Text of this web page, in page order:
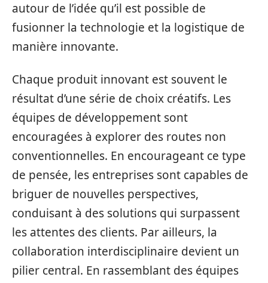
autour de l’idée qu’il est possible de
fusionner la technologie et la logistique de
manière innovante.
Chaque produit innovant est souvent le
résultat d’une série de choix créatifs. Les
équipes de développement sont
encouragées à explorer des routes non
conventionnelles. En encourageant ce type
de pensée, les entreprises sont capables de
briguer de nouvelles perspectives,
conduisant à des solutions qui surpassent
les attentes des clients. Par ailleurs, la
collaboration interdisciplinaire devient un
pilier central. En rassemblant des équipes